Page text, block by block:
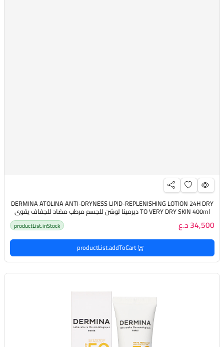
DERMINA ATOLINA ANTI-DRYNESS LIPID-REPLENISHING LOTION 24H DRY
TO VERY DRY SKIN 400ml ديرمينا لوشن للجسم مرطب مضاد للجفاف يقوي
الحاجز ويعزز تماسك البشرة 34,500 د.ع productList.inStock
productList.addToCart